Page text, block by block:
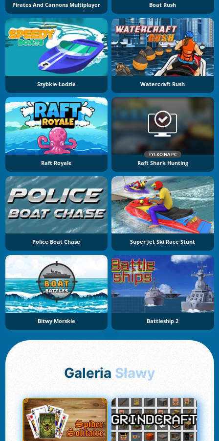
Pirates And Cannons Multiplayer Boat Rush
Szybkie Łodzie Watercraft Rush
Raft Royale
TYLKO NA PC
Raft Shark Hunting
Police Boat Chase Super Jet Ski Race Stunt
Bitwy Morskie Battleship 2
Galeria Sławy